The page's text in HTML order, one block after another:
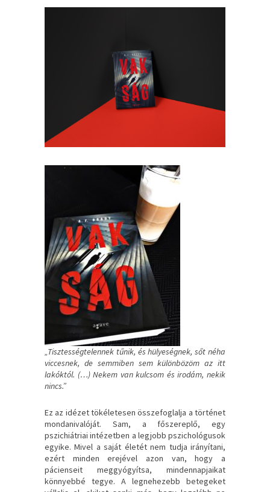
„Tisztességtelennek tűnik, és hülyeségnek, sőt néha
viccesnek, de semmiben sem különbözöm az itt
lakóktól. (…) Nekem van kulcsom és irodám, nekik
nincs.”
Ez az idézet tökéletesen összefoglalja a történet
mondanivalóját. Sam, a főszereplő, egy
pszichiátriai intézetben a legjobb pszichológusok
egyike. Mivel a saját életét nem tudja irányítani,
ezért minden erejével azon van, hogy a
pácienseit meggyógyítsa, mindennapjaikat
könnyebbé tegye. A legnehezebb betegeket